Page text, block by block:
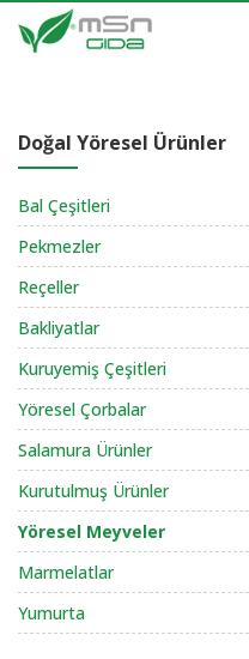
Doğal Yöresel Ürünler
Bal Çeşitleri
Pekmezler
Reçeller
Bakliyatlar
Kuruyemiş Çeşitleri
Yöresel Çorbalar
Salamura Ürünler
Kurutulmuş Ürünler
Yöresel Meyveler
Marmelatlar
Yumurta